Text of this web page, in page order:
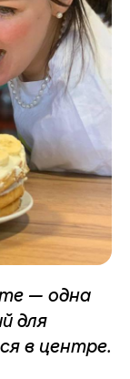
— одна
для
в центре.